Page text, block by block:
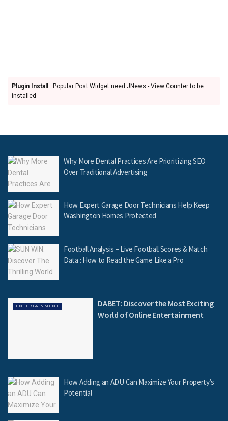
Plugin Install
: Popular Post Widget need JNews - View Counter to be
installed
Why More Dental Practices Are Prioritizing SEO
Over Traditional Advertising
How Expert Garage Door Technicians Help Keep
Washington Homes Protected
Football Analysis – Live Football Scores & Match
Data : How to Read the Game Like a Pro
ENTERTAINMENT
DABET: Discover the Most Exciting
World of Online Entertainment
How Adding an ADU Can Maximize Your Property’s
Potential